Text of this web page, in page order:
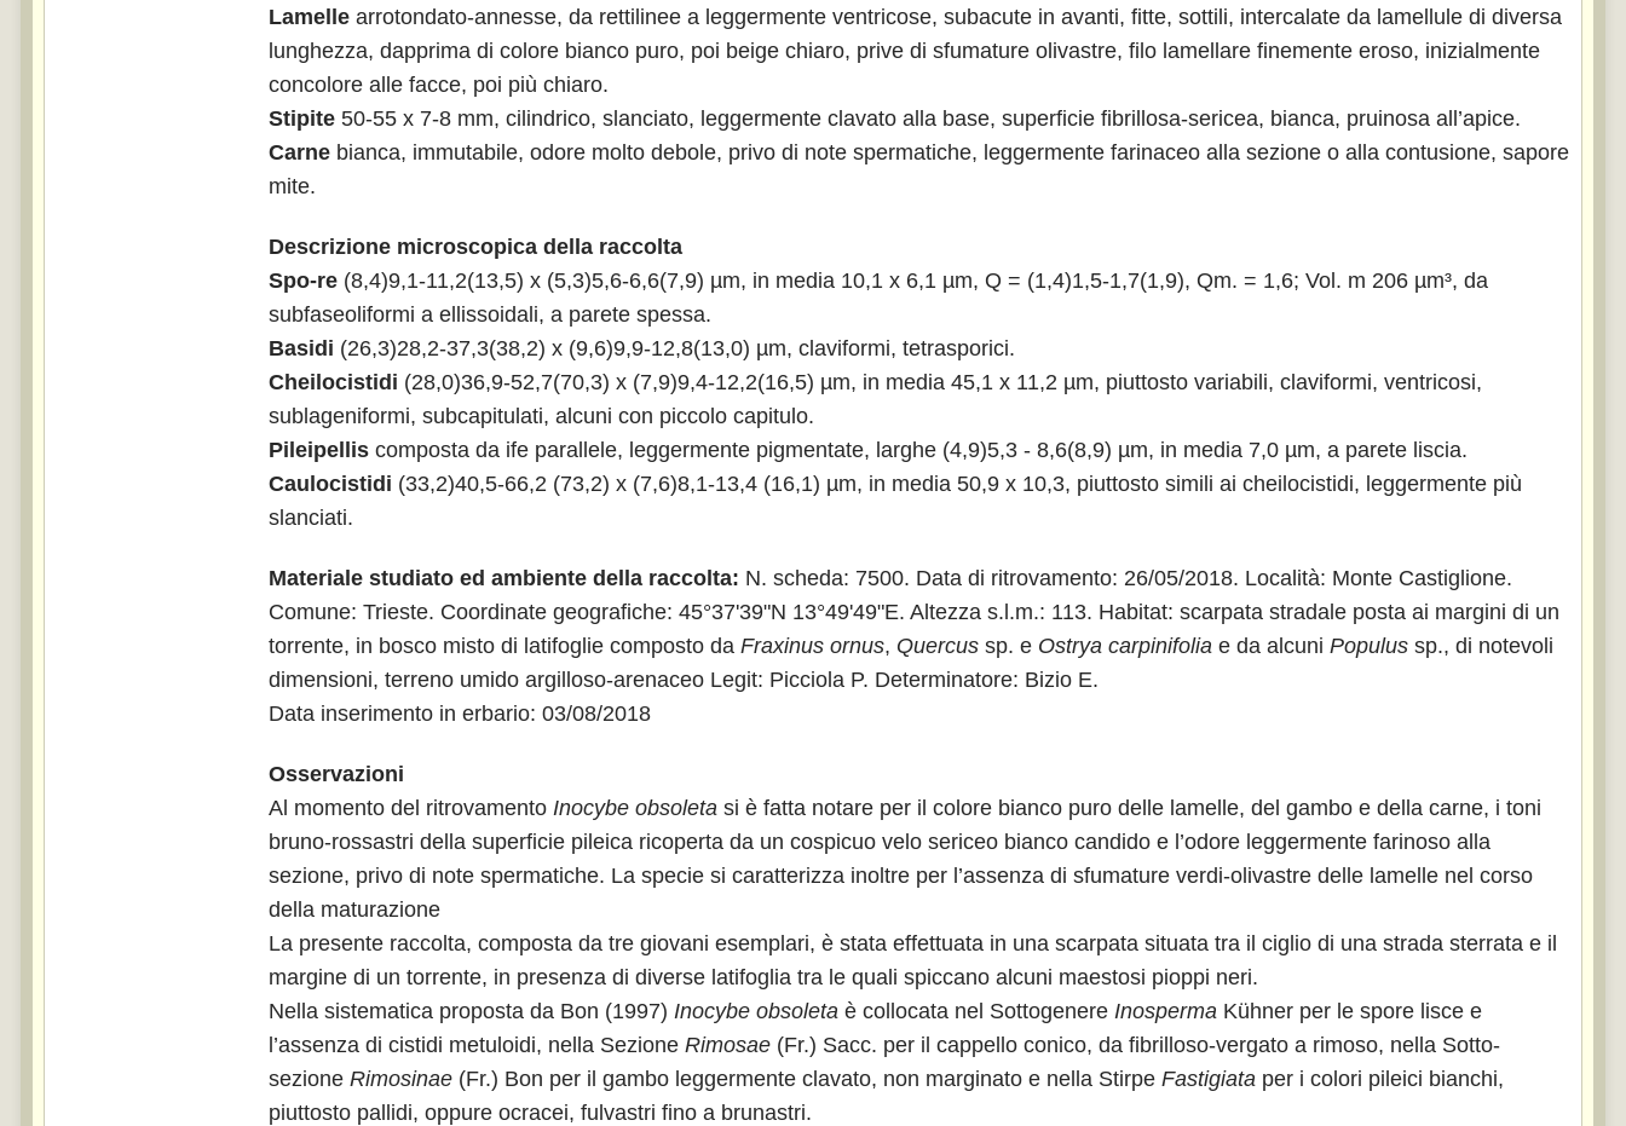
Lamellearrotondato-annesse, da rettilinee a leggermente ventricose, subacute in avanti, fitte, sottili, intercalate da lamellule di diversa
lunghezza, dapprima di colore bianco puro, poi beige chiaro, prive di sfumature olivastre, filo lamellare finemente eroso, inizialmente
concolore alle facce, poi più chiaro.
Stipite50-55 x 7-8 mm, cilindrico, slanciato, leggermente clavato alla base, superficie fibrillosa-sericea, bianca, pruinosa all’apice.
Carnebianca, immutabile, odore molto debole, privo di note spermatiche, leggermente farinaceo alla sezione o alla contusione, sapore
mite.
Descrizione microscopica della raccolta
Spo-re(8,4)9,1-11,2(13,5) x (5,3)5,6-6,6(7,9) µm, in media 10,1 x 6,1 µm, Q = (1,4)1,5-1,7(1,9), Qm. = 1,6; Vol. m 206 µm³, da
subfaseoliformi a ellissoidali, a parete spessa.
Basidi (26,3)28,2-37,3(38,2) x (9,6)9,9-12,8(13,0) µm, claviformi, tetrasporici.
Cheilocistidi (28,0)36,9-52,7(70,3) x (7,9)9,4-12,2(16,5) µm, in media 45,1 x 11,2 µm, piuttosto variabili, claviformi, ventricosi,
sublageniformi, subcapitulati, alcuni con piccolo capitulo.
Pileipelliscomposta da ife parallele, leggermente pigmentate, larghe (4,9)5,3 - 8,6(8,9) µm, in media 7,0 µm, a parete liscia.
Caulocistidi (33,2)40,5-66,2 (73,2) x (7,6)8,1-13,4 (16,1) µm, in media 50,9 x 10,3, piuttosto simili ai cheilocistidi, leggermente più
slanciati.
Materiale studiato ed ambiente della raccolta: N. scheda: 7500. Data di ritrovamento: 26/05/2018. Località: Monte Castiglione.
Comune: Trieste. Coordinate geografiche: 45°37'39"N 13°49'49"E. Altezza s.l.m.: 113. Habitat: scarpata stradale posta ai margini di un
torrente, in bosco misto di latifoglie composto da Fraxinus ornus, Quercussp. e Ostrya carpinifoliae da alcuni Populussp., di notevoli
dimensioni, terreno umido argilloso-arenaceo Legit: Picciola P. Determinatore: Bizio E.
Data inserimento in erbario: 03/08/2018
Osservazioni
Al momento del ritrovamento Inocybe obsoletasi è fatta notare per il colore bianco puro delle lamelle, del gambo e della carne, i toni
bruno-rossastri della superficie pileica ricoperta da un cospicuo velo sericeo bianco candido e l’odore leggermente farinoso alla
sezione, privo di note spermatiche. La specie si caratterizza inoltre per l’assenza di sfumature verdi-olivastre delle lamelle nel corso
della maturazione
La presente raccolta, composta da tre giovani esemplari, è stata effettuata in una scarpata situata tra il ciglio di una strada sterrata e il
margine di un torrente, in presenza di diverse latifoglia tra le quali spiccano alcuni maestosi pioppi neri.
Nella sistematica proposta da Bon (1997) Inocybe obsoleta è collocata nel Sottogenere InospermaKühner per le spore lisce e
l’assenza di cistidi metuloidi, nella Sezione Rimosae(Fr.) Sacc. per il cappello conico, da fibrilloso-vergato a rimoso, nella Sotto-
sezione Rimosinae(Fr.) Bon per il gambo leggermente clavato, non marginato e nella Stirpe Fastigiata per i colori pileici bianchi,
piuttosto pallidi, oppure ocracei, fulvastri fino a brunastri.